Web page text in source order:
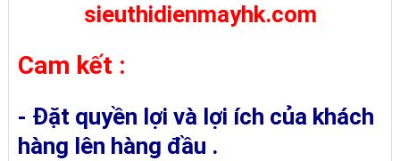
sieuthidienmayhk.com
Cam kết :
- Đặt quyền lợi và lợi ích của khách
hàng lên hàng đầu .